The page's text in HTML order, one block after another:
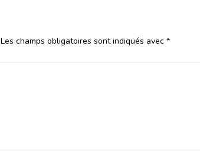
Les champs obligatoires sont indiqués avec *